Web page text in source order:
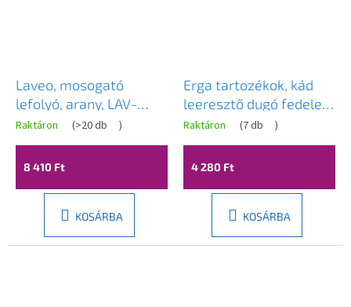
Laveo, mosogató
lefolyó, arany, LAV-
CKK_82R3
Raktáron (>20 db )
8 410 Ft
KOSÁRBA
Erga tartozékok, kád
leeresztő dugó fedele,
króm, ERG-ND-7900-CR
Raktáron (7 db )
4 280 Ft
KOSÁRBA